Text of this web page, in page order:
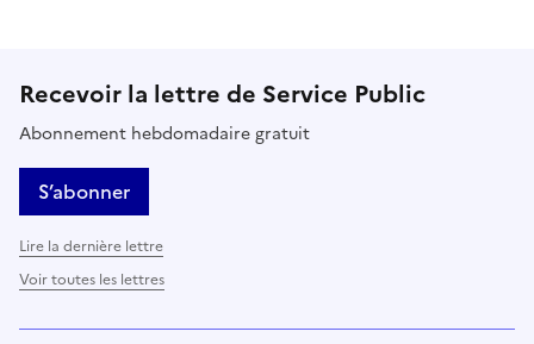
Recevoir la lettre de Service Public
Abonnement hebdomadaire gratuit
S’abonner
Lire la dernière lettre
Voir toutes les lettres